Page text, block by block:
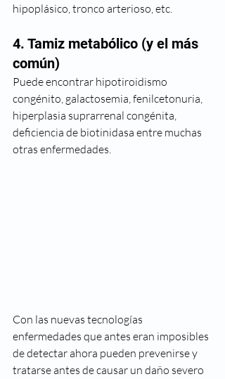
hipoplásico, tronco arterioso, etc.
4. Tamiz metabólico (y el más
común)
Puede encontrar hipotiroidismo
congénito, galactosemia, fenilcetonuria,
hiperplasia suprarrenal congénita,
deficiencia de biotinidasa entre muchas
otras enfermedades.
Con las nuevas tecnologías
enfermedades que antes eran imposibles
de detectar ahora pueden prevenirse y
tratarse antes de causar un daño severo